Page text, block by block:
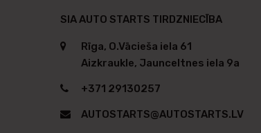
SIA AUTO STARTS TIRDZNIECĪBA
Rīga, O.Vācieša iela 61
Aizkraukle, Jaunceltnes iela 9a
+371 29130257
AUTOSTARTS@AUTOSTARTS.LV